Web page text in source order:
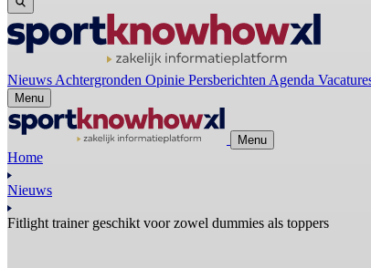
Nieuws Achtergronden Opinie Persberichten Agenda
Menu
Menu
Home
Nieuws
Fitlight trainer geschikt voor zowel dummies als toppers